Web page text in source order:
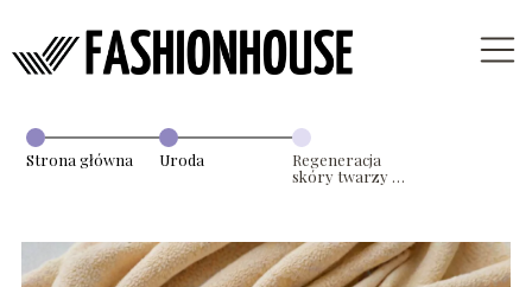
Strona główna Uroda
Regeneracja
skóry twarzy –
odżywioną cerę